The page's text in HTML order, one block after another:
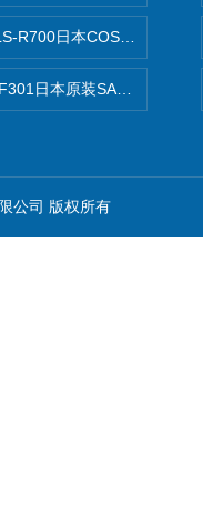
R700日本COSMO科斯莫
F301日本原装SANAI三爱旋
公司 版权所有